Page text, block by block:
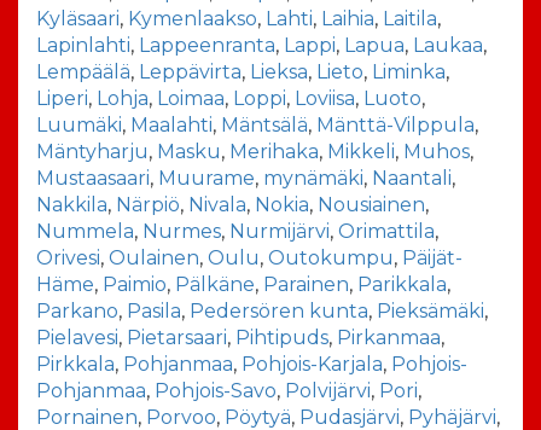
Kyläsaari, Kymenlaakso, Lahti, Laihia, Laitila,
Lapinlahti, Lappeenranta, Lappi, Lapua, Laukaa,
Lempäälä, Leppävirta, Lieksa, Lieto, Liminka,
Liperi, Lohja, Loimaa, Loppi, Loviisa, Luoto,
Luumäki, Maalahti, Mäntsälä, Mänttä-Vilppula,
Mäntyharju, Masku, Merihaka, Mikkeli, Muhos,
Mustaasaari, Muurame, mynämäki, Naantali,
Nakkila, Närpiö, Nivala, Nokia, Nousiainen,
Nummela, Nurmes, Nurmijärvi, Orimattila,
Orivesi, Oulainen, Oulu, Outokumpu, Päijät-
Häme, Paimio, Pälkäne, Parainen, Parikkala,
Parkano, Pasila, Pedersören kunta, Pieksämäki,
Pielavesi, Pietarsaari, Pihtipuds, Pirkanmaa,
Pirkkala, Pohjanmaa, Pohjois-Karjala, Pohjois-
Pohjanmaa, Pohjois-Savo, Polvijärvi, Pori,
Pornainen, Porvoo, Pöytyä, Pudasjärvi, Pyhäjärvi,